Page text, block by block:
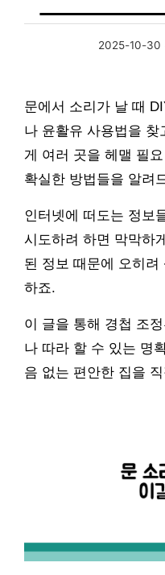
2025-10-30
문에서 소리가 날 때
나 윤활유 사용법을 찾
게 여러 곳을 헤맬 필
확실한 방법들을 알려
인터넷에 떠도는 정보
시도하려 하면 막막하
된 정보 때문에 오히려
하죠.
이 글을 통해 경첩 조
나 따라 할 수 있는 명
음 없는 편안한 집을